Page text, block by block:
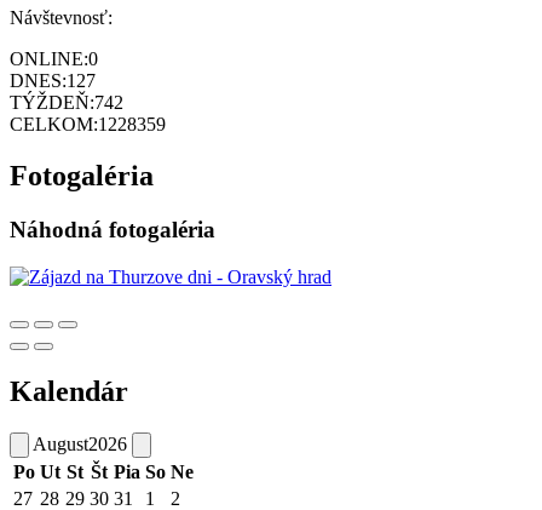
Návštevnosť:
ONLINE:0
DNES:127
TÝŽDEŇ:742
CELKOM:1228359
Fotogaléria
Náhodná fotogaléria
Kalendár
August2026
Po Ut St Št Pia So Ne
27 28 29 30 31 1
2